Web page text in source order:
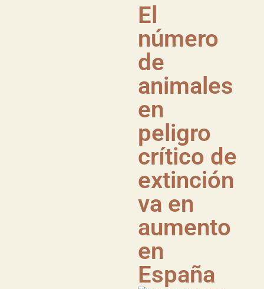
El
número
de
animales
en
peligro
crítico de
extinción
va en
aumento
en
España